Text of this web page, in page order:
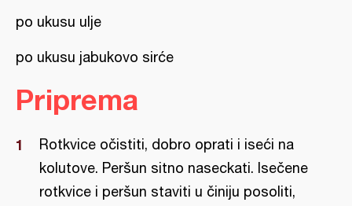
po ukusu ulje
po ukusu jabukovo sirće
Priprema
Rotkvice očistiti, dobro oprati i iseći na
kolutove. Peršun sitno naseckati. Isečene
rotkvice i peršun staviti u činiju posoliti,